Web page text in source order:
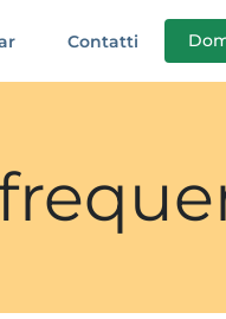
Contatti